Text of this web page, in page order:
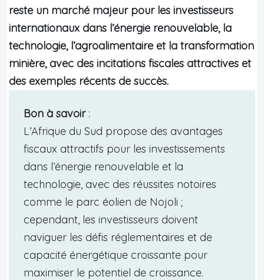
reste un marché majeur pour les investisseurs
internationaux dans l’énergie renouvelable, la
technologie, l’agroalimentaire et la transformation
minière, avec des incitations fiscales attractives et
des exemples récents de succès.
Bon à savoir:
L’Afrique du Sud propose des avantages
fiscaux attractifs pour les investissements
dans l’énergie renouvelable et la
technologie, avec des réussites notoires
comme le parc éolien de Nojoli ;
cependant, les investisseurs doivent
naviguer les défis réglementaires et de
capacité énergétique croissante pour
maximiser le potentiel de croissance.